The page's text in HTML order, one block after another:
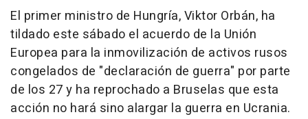
El primer ministro de Hungría, Viktor Orbán, ha
tildado este sábado el acuerdo de la Unión
Europea para la inmovilización de activos rusos
congelados de "declaración de guerra" por parte
de los 27 y ha reprochado a Bruselas que esta
acción no hará sino alargar la guerra en Ucrania.